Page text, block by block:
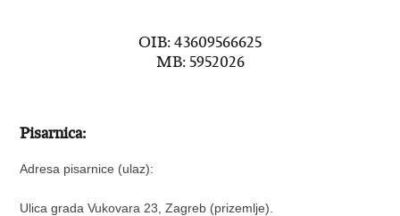
OIB: 43609566625
MB: 5952026
Pisarnica:
Adresa pisarnice (ulaz):
Ulica grada Vukovara 23, Zagreb (prizemlje).